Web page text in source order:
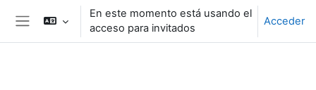
Salta al contenido principal
Panel lateral
En este momento está usando el
acceso para invitados
Acceder